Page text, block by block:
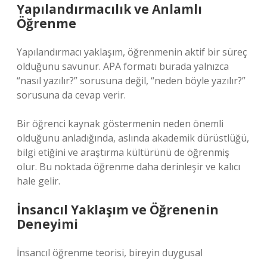
Yapılandırmacılık ve Anlamlı
Öğrenme
Yapılandırmacı yaklaşım, öğrenmenin aktif bir süreç
olduğunu savunur. APA formatı burada yalnızca
“nasıl yazılır?” sorusuna değil, “neden böyle yazılır?”
sorusuna da cevap verir.
Bir öğrenci kaynak göstermenin neden önemli
olduğunu anladığında, aslında akademik dürüstlüğü,
bilgi etiğini ve araştırma kültürünü de öğrenmiş
olur. Bu noktada öğrenme daha derinleşir ve kalıcı
hale gelir.
İnsancıl Yaklaşım ve Öğrenenin
Deneyimi
İnsancıl öğrenme teorisi, bireyin duygusal